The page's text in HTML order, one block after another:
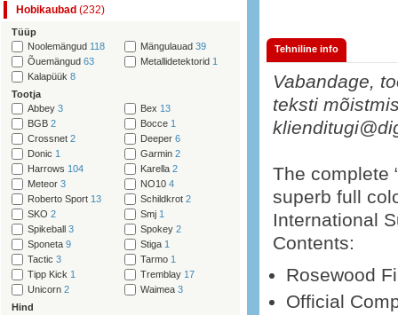
Hobikaubad (232)
Tüüp
Noolemängud 118 Mängulauad 39
Õuemängud 63 Metallidetektorid 1
Kalapüük 8
Tootja
Abbey 3 Bex 13
BGB 2 Bocce 1
Crossnet 2 Deeper 6
Donic 1 Garmin 2
Harrows 104 Karella 2
Meteor 3 NO10 4
Roberto Sport 13 Schildkrot 2
SKO 2 Smj 1
Spikeball 3 Spokey 2
Sponeta 9 Stiga 1
Tactic 3 Tarmo 1
Tipp Kick 1 Tremblay 17
Unicorn 2 Waimea 3
Hind
Tehniline info
Vabandage,
teksti
The complete
superb full
International
Contents:
Rosewood
Official